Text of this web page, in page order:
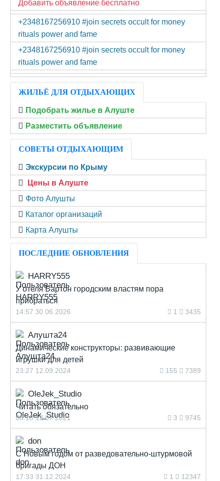
Добавить объявление бесплатно
+2348167256910 #join secrets occult for money
rituals power and fame
+2348167256910 #join secrets occult for money
rituals power and fame
ЖИЛЬЁ ДЛЯ ОТДЫХАЮЩИХ
Подобрать жилье в Алуште
Разместить объявление
СОВЕТЫ ОТДЫХАЮЩИМ
Экскурсии по Крыму
Цены в Алуште
Фото Алушты
Каталог организаций
Карта Алушты
ПОСЛЕДНИЕ ОБНОВЛЕНИЯ
HARRY555
У отеля Бартон городским властям пора
прибраться
14:57 30.06.2026 1 3435
Алушта24
Динамические конструкторы: развивающие
игрушки для детей
23:27 12.09.2024 155 7389
OleJek_Studio
Читать обязательно
08:18 12.07.2021 3 9745
don
С Новым годом от разведовательно-штурмовой
бригады ДОН
17:33 31.12.2024 1 12347